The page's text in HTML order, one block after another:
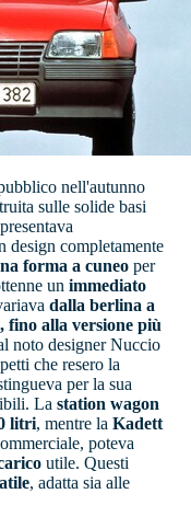
nell'autunno
sulle solide basi
design completamente
forma a cuneo per
un immediato
dalla berlina a
fino alla versione più
noto designer Nuccio
che resero la
per la sua
La station wagon
litri, mentre la Kadett
poteva
utile. Questi
, adatta sia alle